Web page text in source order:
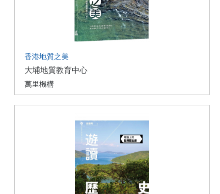
香港地質之美
大埔地質教育中心
萬里機構